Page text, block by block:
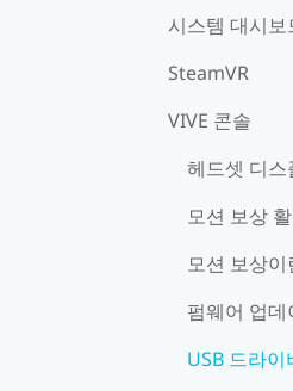
시스템 대시보
SteamVR
VIVE 콘솔
헤드셋 디스
모션 보상
모션 보상
펌웨어 업데
USB 드라이